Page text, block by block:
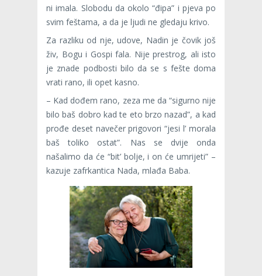
ni imala. Slobodu da okolo “đipa” i pjeva po
svim feštama, a da je ljudi ne gledaju krivo.
Za razliku od nje, udove, Nadin je čovik još
živ, Bogu i Gospi fala. Nije prestrog, ali isto
je znade podbosti bilo da se s fešte doma
vrati rano, ili opet kasno.
– Kad dođem rano, zeza me da “sigurno nije
bilo baš dobro kad te eto brzo nazad”, a kad
prođe deset navečer prigovori “jesi l’ morala
baš toliko ostat”. Nas se dvije onda
našalimo da će “bit’ bolje, i on će umrijeti” –
kazuje zafrkantica Nada, mlađa Baba.